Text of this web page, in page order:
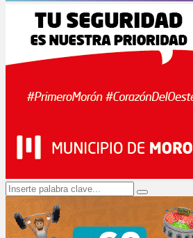
Search
for:
Search